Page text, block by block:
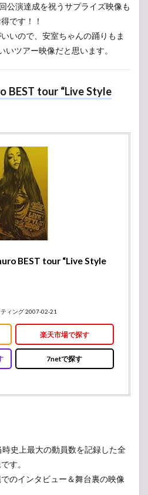
公演達成を祝うサプライズ映像も
です！！
いので、安室ちゃんの踊りもま
いツアー映像だと思います。
BEST tour “Live Style
BEST tour “Live Style
ィング 2007-02-21
楽天市場で探す
7netで探す
史上最大の動員数を記録した全
す。
のインタビュー＆舞台裏の映像